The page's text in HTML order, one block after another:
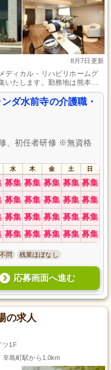
8月7日更新
ディカル・リハビリホームグ
いたします。勤務地は熊本県
して安定した環境で、利用者
です。福祉に興味をお持ちの
ダ水前寺の介護職・
、初任者研修 ※無資格
水 木 金 土 日
募集 募集 募集 募集 募集
募集 募集 募集 募集 募集
募集 募集 募集 募集 募集
募集 募集 募集 募集 募集
問 残業ほぼなし
応募画面へ進む
の求人
ツ1F
辛島町駅から1.0km